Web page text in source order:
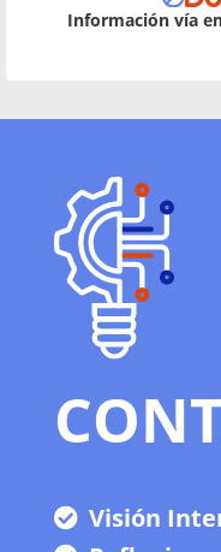
Información vía
Visión